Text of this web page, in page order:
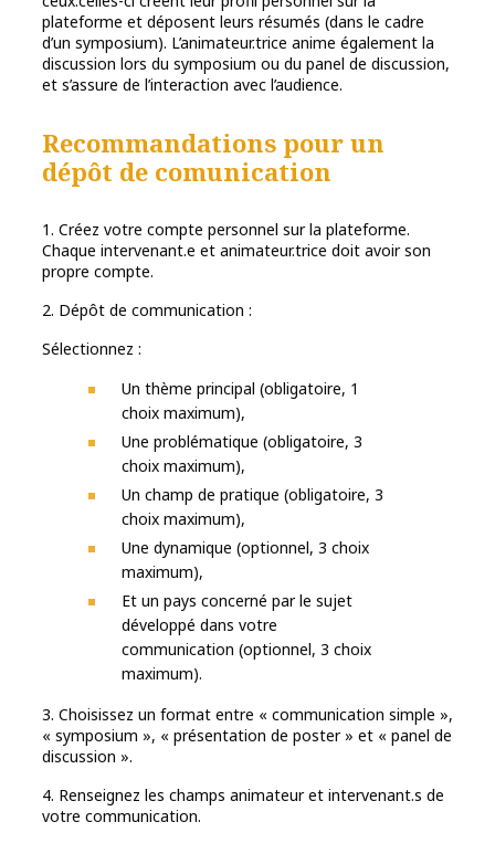
plateforme et déposent leurs résumés (dans le cadre
d’un symposium). L’animateur.trice anime également la
discussion lors du symposium ou du panel de discussion,
et s’assure de l’interaction avec l’audience.
Recommandations pour un
dépôt de comunication
1. Créez votre compte personnel sur la plateforme.
Chaque intervenant.e et animateur.trice doit avoir son
propre compte.
2. Dépôt de communication :
Sélectionnez :
Un thème principal (obligatoire, 1
choix maximum),
Une problématique (obligatoire, 3
choix maximum),
Un champ de pratique (obligatoire, 3
choix maximum),
Une dynamique (optionnel, 3 choix
maximum),
Et un pays concerné par le sujet
développé dans votre
communication (optionnel, 3 choix
maximum).
3. Choisissez un format entre « communication simple »,
« symposium », « présentation de poster » et « panel de
discussion ».
4. Renseignez les champs animateur et intervenant.s de
votre communication.